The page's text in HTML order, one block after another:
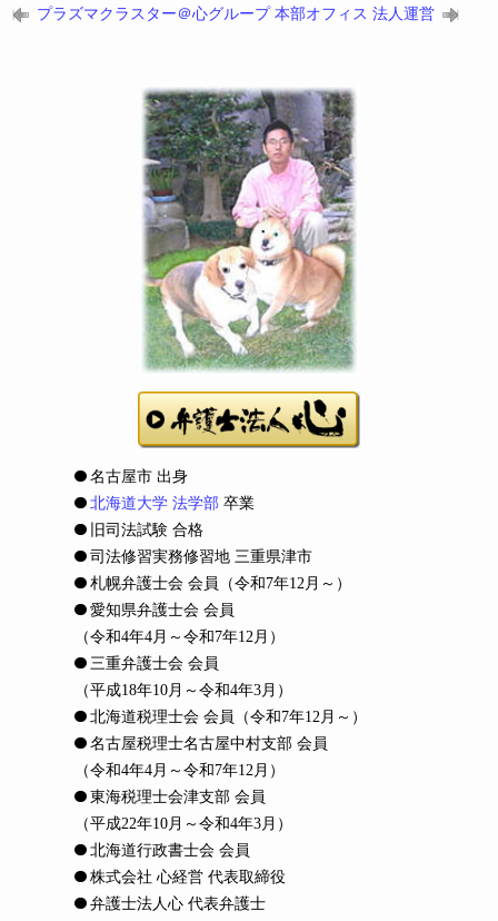
プラズマクラスター＠心グループ 本部オフィス 法人運営
名古屋市 出身
北海道大学 法学部 卒業
旧司法試験 合格
司法修習実務修習地 三重県津市
札幌弁護士会 会員
（令和7年12月～）
愛知県弁護士会 会員
（令和4年4月～令和7年12月）
三重弁護士会 会員
（平成18年10月～令和4年3月）
北海道税理士会 会員
（令和7年12月～）
名古屋税理士名古屋中村支部 会員
（令和4年4月～令和7年12月）
東海税理士会津支部 会員
（平成22年10月～令和4年3月）
北海道行政書士会 会員
株式会社 心経営 代表取締役
弁護士法人心 代表弁護士